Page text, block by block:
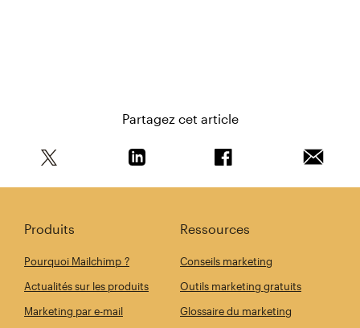
Partagez cet article
Produits
Pourquoi Mailchimp ?
Actualités sur les produits
Marketing par e-mail
Ressources
Conseils marketing
Outils marketing gratuits
Glossaire du marketing